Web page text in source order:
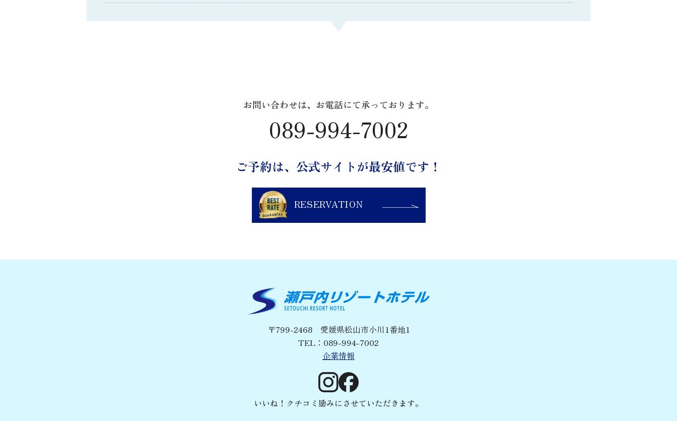
お問い合わせは、 お電話にて承っております。
089-994-7002
ご予約は、 公式サイトが最安値です！
RESERVATION
〒799-2468 愛媛県松山市小川1番地1
TEL： 089-994-7002
企業情報
いいね！クチコミ励みにさせていただきます。